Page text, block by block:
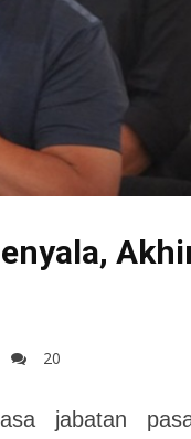
20
jabatan